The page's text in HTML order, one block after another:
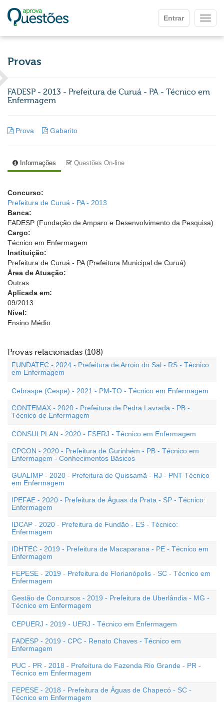
Entrar
Provas
FADESP - 2013 - Prefeitura de Curuá - PA - Técnico em
Enfermagem
Prova Gabarito
Informações Questões On-line
Concurso:
Prefeitura de Curuá - PA - 2013
Banca:
FADESP (Fundação de Amparo e Desenvolvimento da Pesquisa)
Cargo:
Técnico em Enfermagem
Instituição:
Prefeitura de Curuá - PA (Prefeitura Municipal de Curuá)
Área de Atuação:
Outras
Aplicada em:
09/2013
Nível:
Ensino Médio
Provas relacionadas (108)
FUNDATEC - 2024 - Prefeitura de Arroio do Sal - RS - Técnico
em Enfermagem
Cebraspe (Cespe) - 2021 - PM-TO - Técnico em Enfermagem
CONTEMAX - 2020 - Prefeitura de Pedra Lavrada - PB -
Técnico de Enfermagem
CONSULPLAN - 2020 - FSERJ - Técnico em Enfermagem
CPCON - 2020 - Prefeitura de Gurinhém - PB - Técnico em
Enfermagem - Conhecimentos Básicos
GUALIMP - 2020 - Prefeitura de Quissamã - RJ - PNT Técnico
em Enfermagem
IPEFAE - 2020 - Prefeitura de Águas da Prata - SP - Técnico:
Enfermagem
IDCAP - 2020 - Prefeitura de Fundão - ES - Técnico:
Enfermagem
IDHTEC - 2019 - Prefeitura de Macaparana - PE - Técnico em
Enfermagem
FEPESE - 2019 - Prefeitura de Florianópolis - SC - Técnico em
Enfermagem
Gestão de Concursos - 2019 - Prefeitura de Uberlândia - MG -
Técnico em Enfermagem
CEPUERJ - 2019 - UERJ - Técnico em Enfermagem
FADESP - 2019 - CPC - Renato Chaves - Técnico em
Enfermagem
PUC - PR - 2018 - Prefeitura de Fazenda Rio Grande - PR -
Técnico em Enfermagem
FEPESE - 2018 - Prefeitura de Águas de Chapecó - SC -
Técnico em Enfermagem